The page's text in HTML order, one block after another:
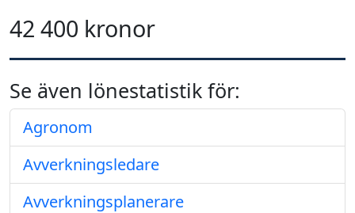
42 400 kronor
Se även lönestatistik för:
Agronom
Avverkningsledare
Avverkningsplanerare